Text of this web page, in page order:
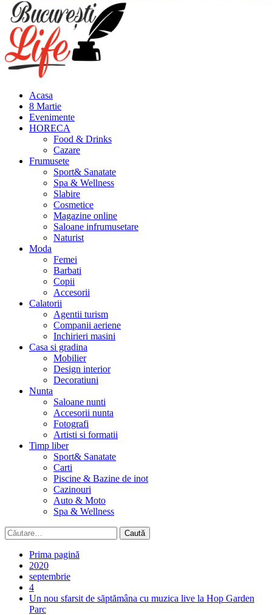
Meniu
principal
Acasa
8 Martie
Evenimente
HORECA
Food & Drinks
Cazare
Frumusete
Sport& Sanatate
Spa & Wellness
Slabire
Cosmetice
Magazine online
Saloane infrumusetare
Naturist
Moda
Femei
Barbati
Copii
Accesorii
Calatorii
Agentii turism
Companii aeriene
Inchirieri masini
Casa si gradina
Mobilier
Design interior
Decoratiuni
Nunta
Saloane nunti
Accesorii nunta
Fotografi
Artisti si formatii
Timp liber
Sport& Sanatate
Carti
Piscine & Bazine de inot
Cazinouri
Auto & Moto
Spa & Wellness
Caută
după:
Prima pagină
2020
septembrie
4
Un nou sfarsit de săptămâna cu muzica live la Hop Garden
Parc